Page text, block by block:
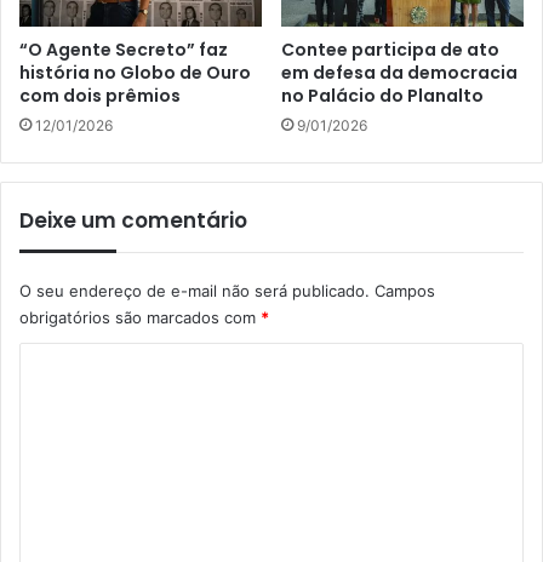
“O Agente Secreto” faz
história no Globo de Ouro
com dois prêmios
12/01/2026
Contee participa de ato
em defesa da democracia
no Palácio do Planalto
9/01/2026
Deixe um comentário
O seu endereço de e-mail não será publicado. Campos
obrigatórios são marcados com *